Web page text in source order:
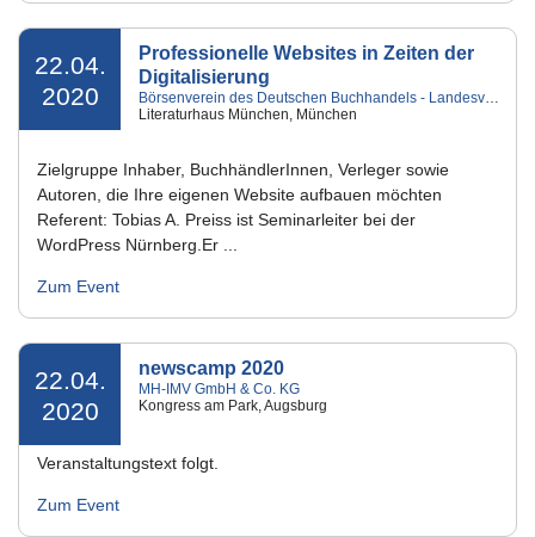
22.04.
2020
Professionelle Websites in Zeiten der
Digitalisierung
Börsenverein des Deutschen Buchhandels - Landesverband Bayern e.V.
Literaturhaus München, München
Zielgruppe Inhaber, BuchhändlerInnen, Verleger sowie
Autoren, die Ihre eigenen Website aufbauen möchten
Referent: Tobias A. Preiss ist Seminarleiter bei der
WordPress Nürnberg.Er ...
Zum Event
22.04.
2020
newscamp 2020
MH-IMV GmbH & Co. KG
Kongress am Park, Augsburg
Veranstaltungstext folgt.
Zum Event